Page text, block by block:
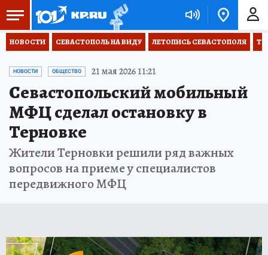
НОВОСТИ СЕВАСТОПОЛЬ НА ВИДУ ЛЕТОПИСЬ СЕВАСТОПОЛЯ
НОВОСТИ ОБЩЕСТВО 21 мая 2026 11:21
Севастопольский мобильный
МФЦ сделал остановку в
Терновке
Жители Терновки решили ряд важных
вопросов на приеме у специалистов
передвижного МФЦ